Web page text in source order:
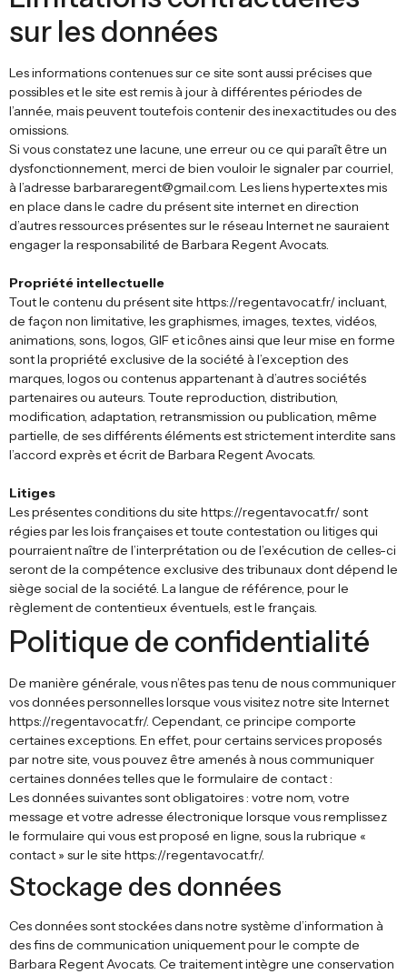
sur les données
Les informations contenues sur ce site sont aussi précises que
possibles et le site est remis à jour à différentes périodes de
l’année, mais peuvent toutefois contenir des inexactitudes ou des
omissions.
Si vous constatez une lacune, une erreur ou ce qui paraît être un
dysfonctionnement, merci de bien vouloir le signaler par courriel,
à l’adresse barbararegent@gmail.com. Les liens hypertextes mis
en place dans le cadre du présent site internet en direction
d’autres ressources présentes sur le réseau Internet ne sauraient
engager la responsabilité de Barbara Regent Avocats.
Propriété intellectuelle
Tout le contenu du présent site https://regentavocat.fr/ incluant,
de façon non limitative, les graphismes, images, textes, vidéos,
animations, sons, logos, GIF et icônes ainsi que leur mise en forme
sont la propriété exclusive de la société à l’exception des
marques, logos ou contenus appartenant à d’autres sociétés
partenaires ou auteurs. Toute reproduction, distribution,
modification, adaptation, retransmission ou publication, même
partielle, de ses différents éléments est strictement interdite sans
l’accord exprès et écrit de Barbara Regent Avocats.
Litiges
Les présentes conditions du site https://regentavocat.fr/ sont
régies par les lois françaises et toute contestation ou litiges qui
pourraient naître de l’interprétation ou de l’exécution de celles-ci
seront de la compétence exclusive des tribunaux dont dépend le
siège social de la société. La langue de référence, pour le
règlement de contentieux éventuels, est le français.
Politique de confidentialité
De manière générale, vous n’êtes pas tenu de nous communiquer
vos données personnelles lorsque vous visitez notre site Internet
https://regentavocat.fr/. Cependant, ce principe comporte
certaines exceptions. En effet, pour certains services proposés
par notre site, vous pouvez être amenés à nous communiquer
certaines données telles que le formulaire de contact :
Les données suivantes sont obligatoires : votre nom, votre
message et votre adresse électronique lorsque vous remplissez
le formulaire qui vous est proposé en ligne, sous la rubrique «
contact » sur le site https://regentavocat.fr/.
Stockage des données
Ces données sont stockées dans notre système d’information à
des fins de communication uniquement pour le compte de
Barbara Regent Avocats. Ce traitement intègre une conservation